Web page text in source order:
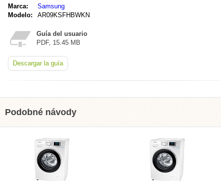
Marca:
Samsung
Modelo:
AR09KSFHBWKN
Guía del usuario
PDF, 15.45 MB
Descargar la guía
Podobné návody